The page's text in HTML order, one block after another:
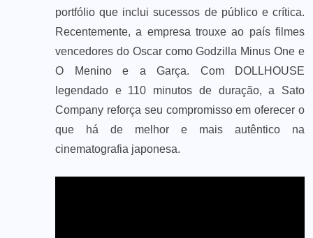
portfólio que inclui sucessos de público e crítica.
Recentemente, a empresa trouxe ao país filmes
vencedores do Oscar como Godzilla Minus One e
O Menino e a Garça. Com DOLLHOUSE
legendado e 110 minutos de duração, a Sato
Company reforça seu compromisso em oferecer o
que há de melhor e mais autêntico na
cinematografia japonesa.